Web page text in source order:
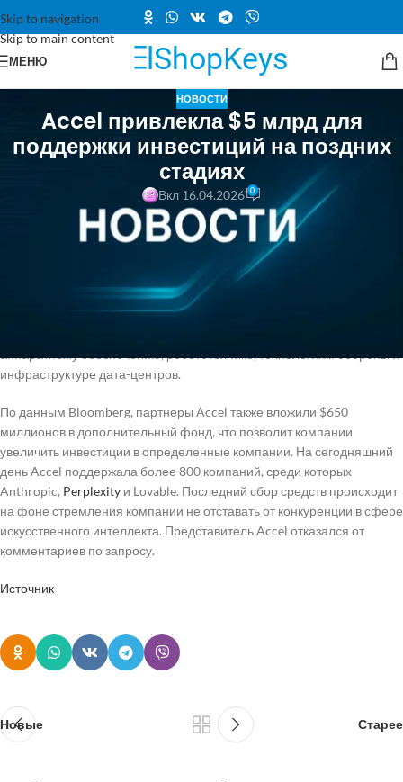
Skip to navigation
Skip to main content
МЕНЮ
НОВОСТИ
Accel привлекла $5 млрд для
поддержки инвестиций на поздних
стадиях
Вкл 16.04.2026 0
Инвестиционная компания сообщила Bloomberg, что $4 миллиарда
будут направлены в фонд Leaders Fund, ориентированный на
поздние стадии развития компаний. Планируется, что будет
выписано не менее 20 чеков, средний размер каждого составит $200
миллионов. Accel намерена инвестировать в компании,
разрабатывающие технологии на основе искусственного
инфраструктуре дата-центров.
По данным Bloomberg, партнеры Accel также вложили $650
миллионов в дополнительный фонд, что позволит компании
увеличить инвестиции в определенные компании. На сегодняшний
день Accel поддержала более 800 компаний, среди которых
Anthropic, Perplexity и Lovable. Последний сбор средств происходит
на фоне стремления компании не отставать от конкуренции в сфере
искусственного интеллекта. Представитель Accel отказался от
комментариев по запросу.
Источник
Новые Старее